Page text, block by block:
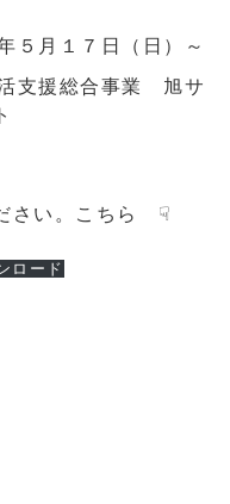
５月１７日（日）～
支援総合事業 旭サ
さい。こちら ☟
ロード